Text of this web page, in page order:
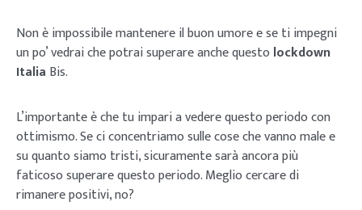
Non è impossibile mantenere il buon umore e se ti impegni
un po’ vedrai che potrai superare anche questo lockdown
Italia Bis.
L’importante è che tu impari a vedere questo periodo con
ottimismo. Se ci concentriamo sulle cose che vanno male e
su quanto siamo tristi, sicuramente sarà ancora più
faticoso superare questo periodo. Meglio cercare di
rimanere positivi, no?